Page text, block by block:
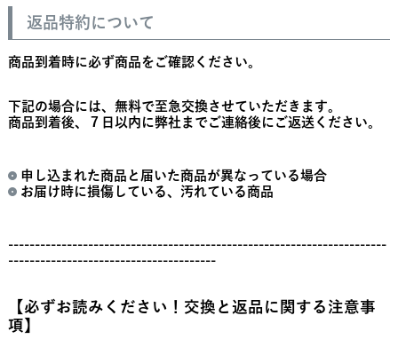
返品特約について
商品到着時に必ず商品をご確認ください。
下記の場合には、無料で至急交換させていただきます。
商品到着後、７日以内に弊社までご連絡後にご返送ください。
申し込まれた商品と届いた商品が異なっている場合
お届け時に損傷している、汚れている商品
-----------------------------------------------------------------------
---------------------------------------
【必ずお読みください！交換と返品に関する注意事
項】